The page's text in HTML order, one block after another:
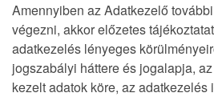
Amennyiben az Adatkezelő
végezni, akkor előzetes
adatkezelés lényeges
jogszabályi háttere és jogalapja,
kezelt adatok köre, az adatkezelés